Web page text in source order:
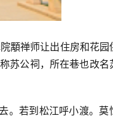
顒禅师让出住房和花园
苏公祠，所在巷也改名
。若到松江呼小渡。莫